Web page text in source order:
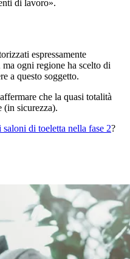
di lavoro».
espressamente
ogni regione ha scelto di
a questo soggetto.
che la quasi totalità
(in sicurezza).
saloni di toeletta nella fase 2?